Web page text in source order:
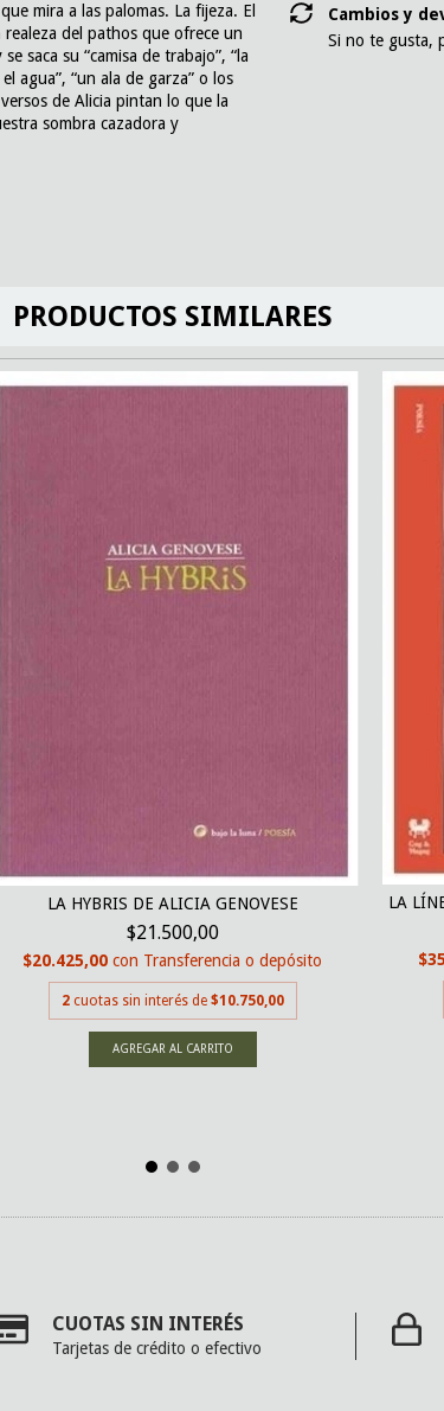
mira a las palomas. La fijeza. El
del pathos que ofrece un
saca su “camisa de trabajo”, “la
agua”, “un ala de garza” o los
de Alicia pintan lo que la
sombra cazadora y
Cambios y
Si no te gusta,
PRODUCTOS SIMILARES
LA HYBRIS DE ALICIA GENOVESE
$21.500,00
$20.425,00con Transferencia o depósito
2 cuotas sin interés de $10.750,00
LA
CUOTAS SIN INTERÉS
Tarjetas de crédito o efectivo